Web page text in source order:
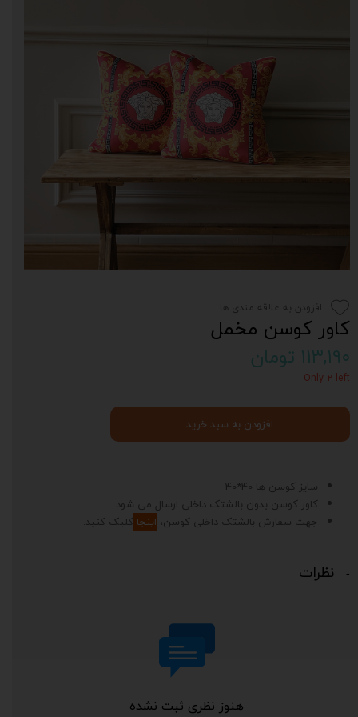
کاور کوسن مخمل
۱۱۳,۱۹۰ تومان
Only ۲ left
سایز کوسن ها 40*40
کاور کوسن بدون بالشتک داخلی ارسال می شود.
جهت سفارش بالشتک داخلی کوسن، اینجا کلیک کنید.
افزودن به سبد خرید
افزودن به علاقه مندی ها
نظرات
هنوز نظری ثبت نشده